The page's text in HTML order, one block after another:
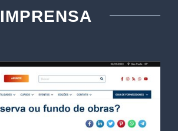
IMPRENSA